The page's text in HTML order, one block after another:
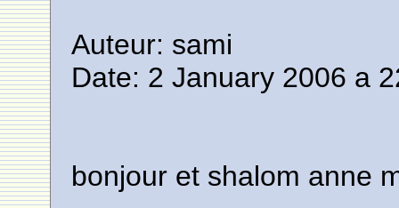
Auteur: sami
Date: 2 January 2006 a
bonjour et shalom anne